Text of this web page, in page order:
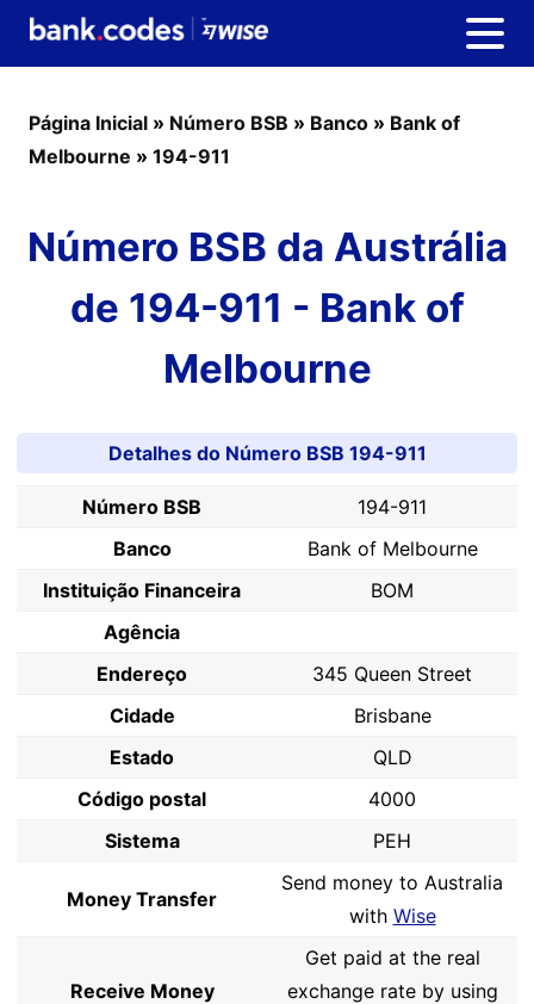
Página Inicial » Número BSB » Banco » Bank of
Melbourne » 194-911
Número BSB da Austrália
de 194-911 - Bank of
Melbourne
Detalhes do Número BSB 194-911
Número BSB
194-911
Banco
Bank of Melbourne
Instituição Financeira
BOM
Agência
Endereço
345 Queen Street
Cidade
Brisbane
Estado
QLD
Código postal
4000
Sistema
PEH
Money Transfer
Send money to Australia
with Wise
Receive Money
Get paid at the real
exchange rate by using